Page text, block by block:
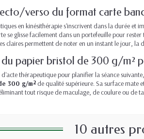
verso du format carte
en kinésithérapie s'inscrivent dans la durée et
se glisse facilement dans un portefeuille pour
claires permettent de noter en un instant le jour,
papier bristol de 300 g/m²
thérapeutique pour planifier la séance
300 g/m² de qualité supérieure. Sa surface mate
tout risque de maculage, de coulure ou de
10 autres